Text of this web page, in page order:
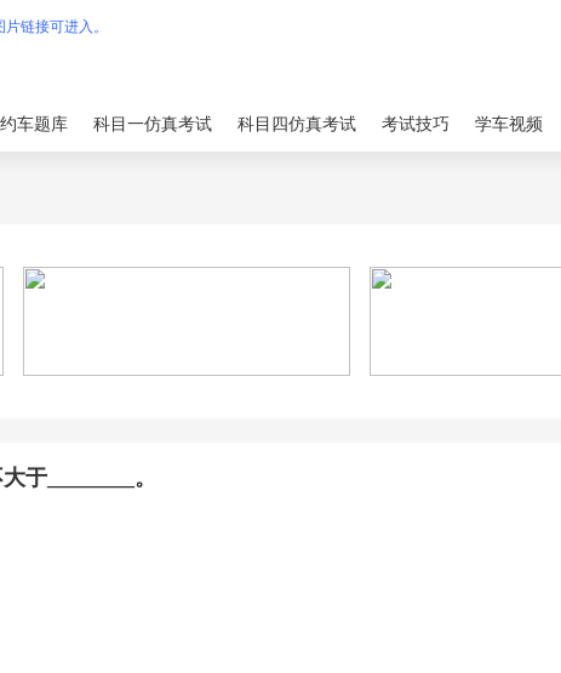
车题库 科目一仿真考试 科目四仿真考试 考试技巧 学车视频
于________。